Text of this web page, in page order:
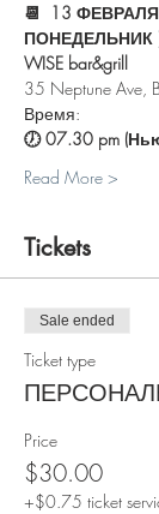
📆  13
ПОНЕДЕЛЬНИК
WISE bar&grill
35 Neptune Ave,
Время:
🕖 07.30 pm
Read More >
Tickets
Sale ended
Ticket type
Price
$30.00
+$0.75 ticket